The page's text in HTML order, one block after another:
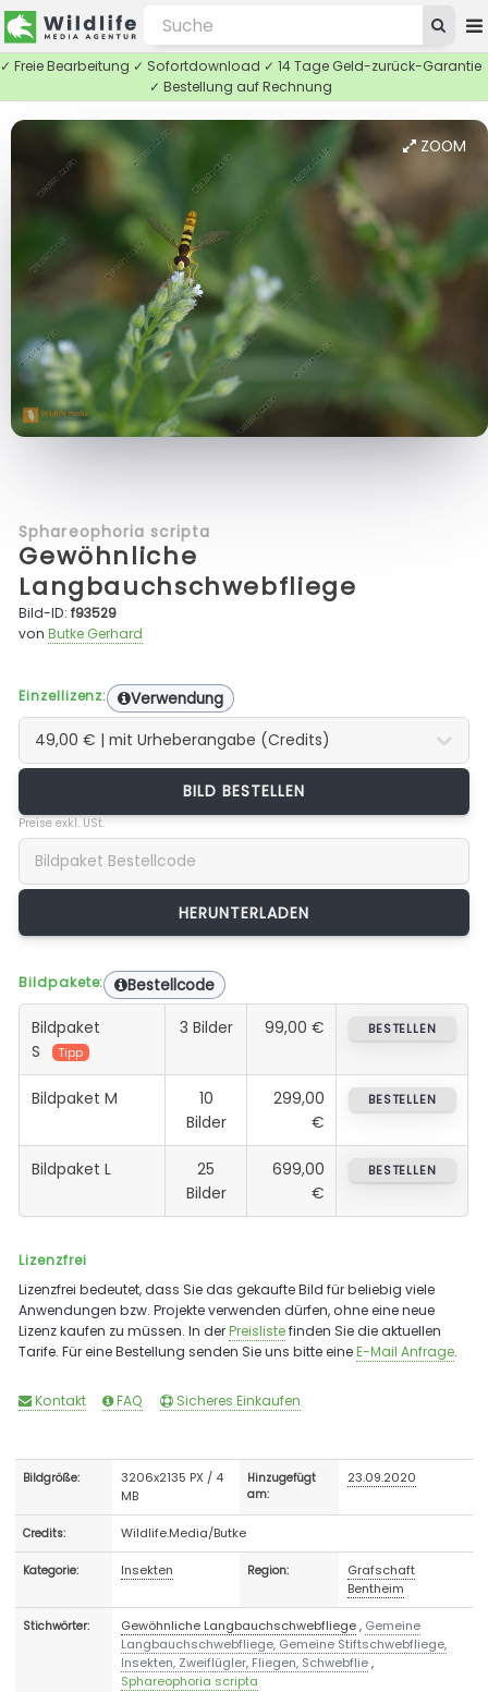
✓ Freie Bearbeitung ✓ Sofortdownload ✓ 14 Tage Geld-zurück-Garantie
✓ Bestellung auf Rechnung
ZOOM
Sphareophoria scripta
Gewöhnliche
Langbauchschwebfliege
Bild-ID:f93529
vonButke Gerhard
Einzellizenz: Verwendung
BILD BESTELLEN
Preise exkl. USt.
Bildpakete: Bestellcode
Bildpaket
S
Tipp
3 Bilder 99,00 € BESTELLEN
Bildpaket M
10
Bilder
299,00
€
BESTELLEN
Bildpaket L
25
Bilder
699,00
€
BESTELLEN
Lizenzfrei
Lizenzfrei bedeutet, dass Sie das gekaufte Bild für beliebig viele
Anwendungen bzw. Projekte verwenden dürfen, ohne eine neue
Lizenz kaufen zu müssen. In derPreislistefinden Sie die aktuellen
Tarife. Für eine Bestellung senden Sie uns bitte eineE-Mail Anfrage.
Kontakt FAQ Sicheres Einkaufen
Bildgröße:
3206x2135 PX / 4
MB
Hinzugefügt
am:
23.09.2020
Credits: Wildlife.Media/Butke
Kategorie: Insekten Region:
Grafschaft
Bentheim
Stichwörter: Gewöhnliche Langbauchschwebfliege, Gemeine
Langbauchschwebfliege, Gemeine Stiftschwebfliege,
Insekten, Zweiflügler, Fliegen, Schwebflie,
Sphareophoria scripta